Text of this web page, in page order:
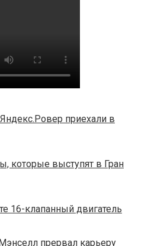
приехали в
которые выступят в Гран
16-клапанный двигатель
прервал карьеру